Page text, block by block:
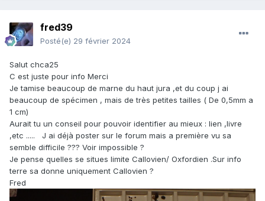
fred39
Posté(e) 29 février 2024
Salut chca25
C est juste pour info Merci
Je tamise beaucoup de marne du haut jura ,et du coup j ai
beaucoup de spécimen , mais de très petites tailles ( De 0,5mm a
1 cm)
Aurait tu un conseil pour pouvoir identifier au mieux : lien ,livre
,etc ..... J ai déjà poster sur le forum mais a première vu sa
semble difficile ??? Voir impossible ?
Je pense quelles se situes limite Callovien/ Oxfordien .Sur info
terre sa donne uniquement Callovien ?
Fred